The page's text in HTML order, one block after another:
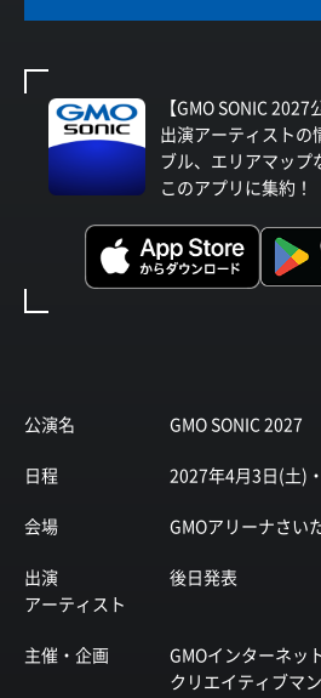
公演名 GMO SONIC 2027
日程 2027年4月3日(土)
会場 GMOアリーナさい
出演
アーティスト
後日発表
主催・企画
GMOインターネッ
クリエイティブマ
【GMO SONIC 2027
出演アーティストの
ブル、エリアマップ
このアプリに集約！